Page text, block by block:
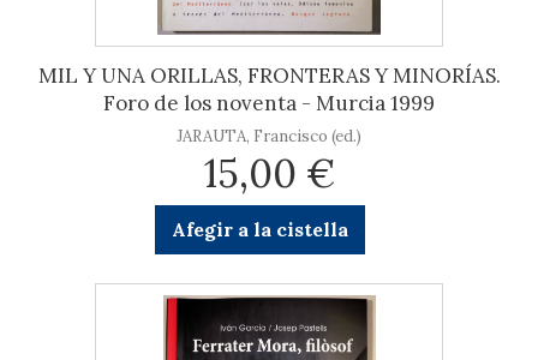
MIL Y UNA ORILLAS, FRONTERAS Y MINORÍAS.
Foro de los noventa - Murcia 1999
JARAUTA, Francisco (ed.)
15,00 €
Afegir a la cistella